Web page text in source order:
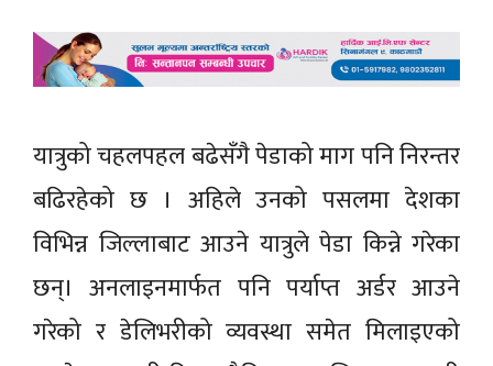
यात्रुको चहलपहल बढेसँगै पेडाको माग पनि निरन्तर
बढिरहेको छ । अहिले उनको पसलमा देशका
विभिन्न जिल्लाबाट आउने यात्रुले पेडा किन्ने गरेका
छन्। अनलाइनमार्फत पनि पर्याप्त अर्डर आउने
गरेको र डेलिभरीको व्यवस्था समेत मिलाइएको